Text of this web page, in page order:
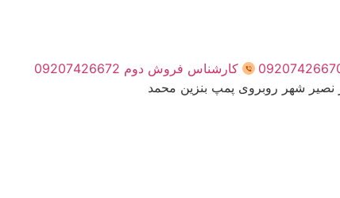
کارشناس فروش دوم 09207426672